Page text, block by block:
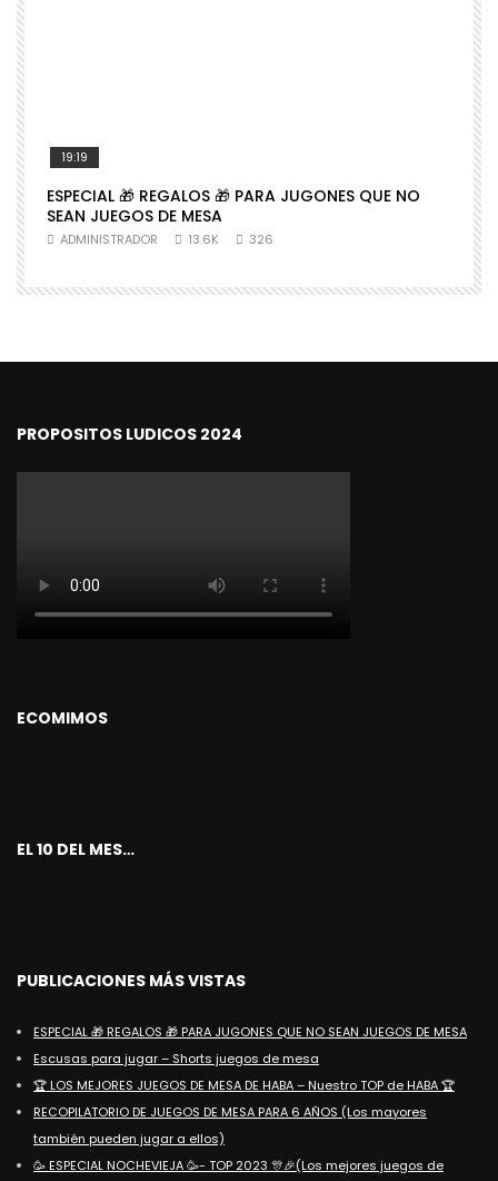
19:19
ESPECIAL 🎁 REGALOS 🎁 PARA JUGONES QUE NO
SEAN JUEGOS DE MESA
ADMINISTRADOR 13.6K 326
PROPOSITOS LUDICOS 2024
ECOMIMOS
EL 10 DEL MES…
PUBLICACIONES MÁS VISTAS
ESPECIAL 🎁 REGALOS 🎁 PARA JUGONES QUE NO SEAN JUEGOS DE MESA
Escusas para jugar – Shorts juegos de mesa
🏆 LOS MEJORES JUEGOS DE MESA DE HABA – Nuestro TOP de HABA 🏆
RECOPILATORIO DE JUEGOS DE MESA PARA 6 AÑOS (Los mayores
también pueden jugar a ellos)
🥳 ESPECIAL NOCHEVIEJA 🥳- TOP 2023 🎊🎉(Los mejores juegos de